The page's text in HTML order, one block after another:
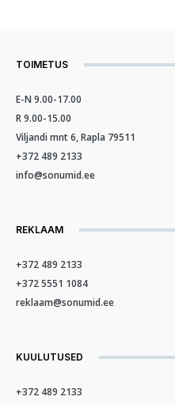
TOIMETUS
E-N 9.00-17.00
R 9.00-15.00
Viljandi mnt 6, Rapla 79511
+372 489 2133
info@sonumid.ee
REKLAAM
+372 489 2133
+372 5551 1084
reklaam@sonumid.ee
KUULUTUSED
+372 489 2133